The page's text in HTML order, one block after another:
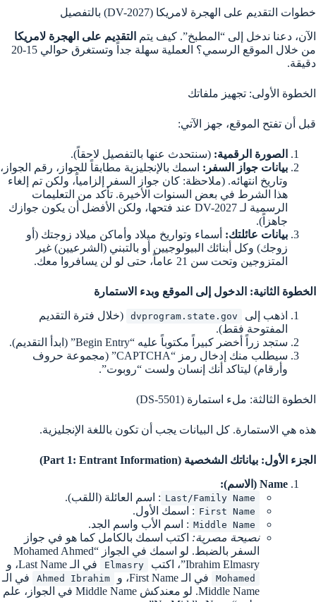
خطوات التقديم على الهجرة لامريكا (DV-2027) بالتفصيل
الآن، دعنا ندخل إلى “المطبخ”. كيف يتم
التقديم على الهجرة لامريكا
من خلال الموقع الرسمي؟ العملية سهلة جداً وتستغرق حوالي 15-20
دقيقة.
الخطوة الأولى: تجهيز ملفاتك
قبل أن تفتح الموقع، جهز الآتي:
الصورة الرقمية: (سنتحدث عنها بالتفصيل لاحقاً).
بيانات جواز السفر: اسمك بالإنجليزية مطابقاً للجواز، رقم الجواز،
وتاريخ انتهائه. (ملاحظة: كان جواز السفر إلزامياً، ولكن تم إلغاء
هذا الشرط في بعض السنوات الأخيرة. تأكد من التعليمات
الرسمية لـ DV-2027 عند فتحها، ولكن الأفضل أن يكون جوازك
جاهزاً).
بيانات عائلتك: أسماء وتواريخ ميلاد وأماكن ميلاد زوجتك (أو
زوجك) وكل أبنائك البيولوجيين أو بالتبني (الشرعيين) غير
المتزوجين وتحت سن 21 عاماً، حتى لو لن يسافروا معك.
الخطوة الثانية: الدخول إلى الموقع وبدء الاستمارة
اذهب إلى
dvprogram.state.gov
(خلال فترة التقديم
المفتوحة فقط).
ستجد زراً أخضر كبيراً مكتوباً عليه “Begin Entry” (ابدأ التقديم).
سيطلب منك إدخال رمز “CAPTCHA” (مجموعة حروف
وأرقام) ليتاكد أنك إنسان ولست “روبوت”.
الخطوة الثالثة: ملء استمارة (DS-5501)
هذه هي الاستمارة. كل البيانات يجب أن تكون باللغة الإنجليزية.
الجزء الأول: بياناتك الشخصية (Part 1: Entrant Information)
Name (الاسم):
Last/Family Name : اسم العائلة (اللقب).
First Name : اسمك الأول.
Middle Name : اسم الأب واسم الجد.
نصيحة مصرية: اكتب اسمك بالكامل كما هو في جواز
السفر بالضبط. لو اسمك في الجواز “Mohamed Ahmed
Ibrahim Elmasry”، اكتب
Elmasry في الـ Last Name، و
Mohamed في الـ First Name، و Ahmed Ibrahim
في الـ
Middle Name. لو معندكش Middle Name في الجواز، علم